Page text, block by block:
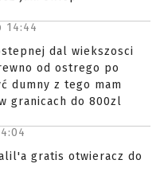
14:44
dal wiekszosci
od ostrego po
dumny z tego mam
granicach do 800zl
gratis otwieracz do